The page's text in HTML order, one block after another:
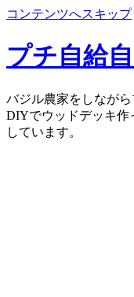
コンテンツへスキップ
プチ自給
バジル農家をしなが
DIYでウッドデッキ作
しています。